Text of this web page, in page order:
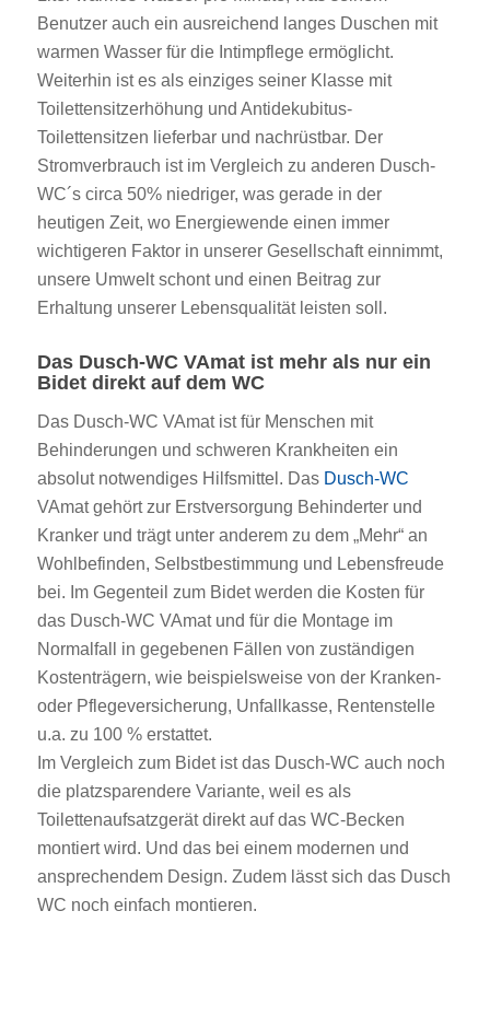
Benutzer auch ein ausreichend langes Duschen mit
warmen Wasser für die Intimpflege ermöglicht.
Weiterhin ist es als einziges seiner Klasse mit
Toilettensitzerhöhung und Antidekubitus-
Toilettensitzen lieferbar und nachrüstbar. Der
Stromverbrauch ist im Vergleich zu anderen Dusch-
WC´s circa 50% niedriger, was gerade in der
heutigen Zeit, wo Energiewende einen immer
wichtigeren Faktor in unserer Gesellschaft einnimmt,
unsere Umwelt schont und einen Beitrag zur
Erhaltung unserer Lebensqualität leisten soll.
Das Dusch-WC VAmat ist mehr als nur ein
Bidet direkt auf dem WC
Das Dusch-WC VAmat ist für Menschen mit
Behinderungen und schweren Krankheiten ein
absolut notwendiges Hilfsmittel. Das Dusch-WC
VAmat gehört zur Erstversorgung Behinderter und
Kranker und trägt unter anderem zu dem „Mehr“ an
Wohlbefinden, Selbstbestimmung und Lebensfreude
bei. Im Gegenteil zum Bidet werden die Kosten für
das Dusch-WC VAmat und für die Montage im
Normalfall in gegebenen Fällen von zuständigen
Kostenträgern, wie beispielsweise von der Kranken-
oder Pflegeversicherung, Unfallkasse, Rentenstelle
u.a. zu 100 % erstattet.
Im Vergleich zum Bidet ist das Dusch-WC auch noch
die platzsparendere Variante, weil es als
Toilettenaufsatzgerät direkt auf das WC-Becken
montiert wird. Und das bei einem modernen und
ansprechendem Design. Zudem lässt sich das Dusch
WC noch einfach montieren.